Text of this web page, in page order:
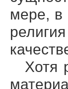
мере, в
Хотя